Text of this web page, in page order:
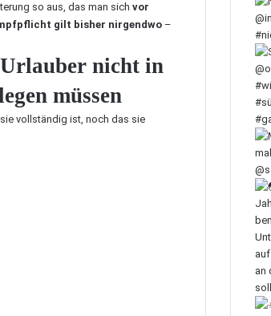
so aus, das man sich vor
gilt bisher nirgendwo –
Urlauber nicht in
müssen
vollständig ist, noch das sie